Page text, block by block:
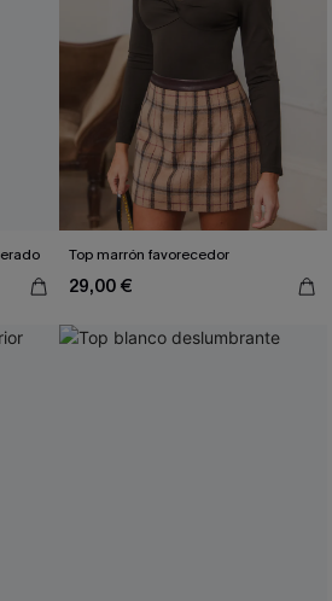
Top marrón favorecedor
29,00 €